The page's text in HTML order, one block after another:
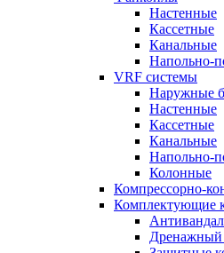
Настенные
Кассетные
Канальные
Напольно-
VRF системы
Наружные
Настенные
Кассетные
Канальные
Напольно-
Колонные
Компрессорно-
Комплектующие